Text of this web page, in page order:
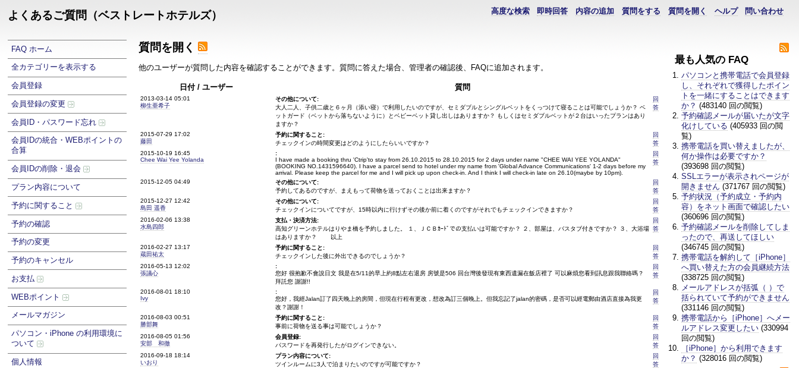
よくあるご質問（ベストレートホテルズ） 問い合わせ
ヘルプ
質問を開く
質問をする
内容の追加
即時回答
高度な検索
FAQ ホーム
全カテゴリーを表示する
会員登録
会員登録の変更
会員ID・パスワード忘れ
会員IDの統合・WEBポイントの
合算
会員IDの削除・退会
プラン内容について
予約に関すること
予約の確認
予約の変更
予約のキャンセル
お支払
WEBポイント
メールマガジン
パソコン・iPhone の利用環境に
ついて
個人情報
最も人気の FAQ
パソコンと携帯電話で会員登録
し、それぞれで獲得したポイン
トを一緒にすることはできます
か？ (483140 回の閲覧)
予約確認メールが届いたが文字
化けしている (405933 回の閲
覧)
携帯電話を買い替えましたが、
何か操作は必要ですか？
(393698 回の閲覧)
SSLエラーが表示されページが
開きません (371767 回の閲覧)
予約状況（予約成立・予約内
容）をネット画面で確認したい
(360696 回の閲覧)
予約確認メールを削除してしま
ったので、再送してほしい
(346745 回の閲覧)
携帯電話を解約して［iPhone］
へ買い替えた方の会員継続方法
(338725 回の閲覧)
メールアドレスが括弧（ ）で
括られていて予約ができません
(331146 回の閲覧)
携帯電話から［iPhone］へメー
ルアドレス変更したい (330994
回の閲覧)
［iPhone］から利用できます
か？ (328016 回の閲覧)
質問を開く
他のユーザーが質問した内容を確認することができます。質問に答えた場合、管理者の確認後、FAQに追加されます。
日付 / ユーザー 質問
2013-03-14 05:01
柳生亜希子
その他について:
大人二人、子供二歳と６ヶ月（添い寝）で利用したいのですが、セミダブルとシングルベットをくっつけて寝ることは可能でしょうか？ ベ
ットガード（ベットから落ちないように）とベビーベット貸し出しはありますか？ もしくはセミダブルベットが２台はいったプランはあり
ますか？
回
答
2015-07-29 17:02
藤田
予約に関すること:
チェックインの時間変更はどのようにしたらいいですか？
回
答
2015-10-19 16:45
Chee Wai Yee Yolanda
:
I have made a booking thru 'Ctrip'to stay from 26.10.2015 to 28.10.2015 for 2 days under name "CHEE WAI YEE YOLANDA"
(BOOKING NO.1431596640). I have a parcel send to hotel under my name from 'Global Advance Communications' 1-2 days before my
arrival. Please keep the parcel for me and I will pick up upon check-in. And I think I will check-in late on 26.10(maybe by 10pm).
回
答
2015-12-05 04:49
その他について:
予約してあるのですが、まえもって荷物を送っておくことは出来ますか？
回
答
2015-12-27 12:42
島田 遥香
その他について:
チェックインについてですが、15時以内に行けずその後か前に着くのですがそれでもチェックインできますか？
回
答
2016-02-06 13:38
水島四郎
支払・決済方法:
高知グリーンホテルはりやま橋を予約しました。 １、ＪＣＢｶｰﾄﾞでの支払いは可能ですか？ ２、部屋は、バスタブ付きですか？ ３、大浴場
はありますか？ 以上
回
答
2016-02-27 13:17
蔵田祐太
予約に関すること:
チェックインした後に外出できるのでしょうか？
回
答
2016-05-13 12:02
張議心
:
您好 很抱歉不會說日文 我是在5/11的早上約8點左右退房 房號是506 回台灣後發現有東西遺漏在飯店裡了 可以麻煩您看到訊息跟我聯絡嗎？
拜託您 謝謝!!
回
答
2016-08-01 18:10
Ivy
:
您好，我經Jalan訂了四天晚上的房間，但現在行程有更改，想改為訂三個晚上。但我忘記了jalan的密碼，是否可以經電郵由酒店直接為我更
改？謝謝！
回
答
2016-08-03 00:51
勝部舞
予約に関すること:
事前に荷物を送る事は可能でしょうか？
回
答
2016-08-05 01:56
安部 和徹
会員登録:
パスワードを再発行したがログインできない。
回
答
2016-09-18 18:14
いおり
プラン内容について:
ツインルームに3人で泊まりたいのですが可能ですか？
回
答